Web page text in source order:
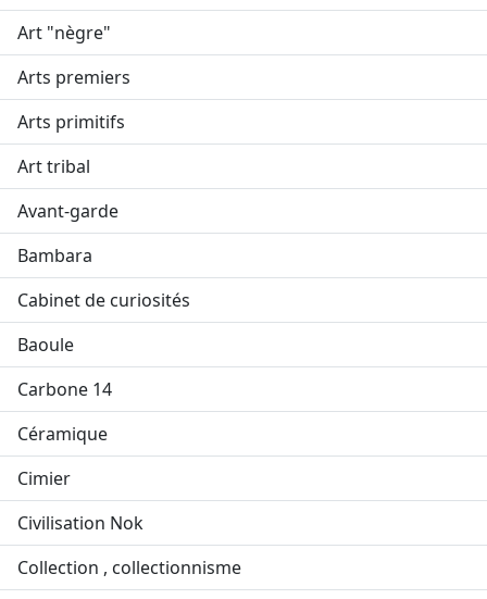
Art "nègre"
Arts premiers
Arts primitifs
Art tribal
Avant-garde
Bambara
Cabinet de curiosités
Baoule
Carbone 14
Céramique
Cimier
Civilisation Nok
Collection , collectionnisme